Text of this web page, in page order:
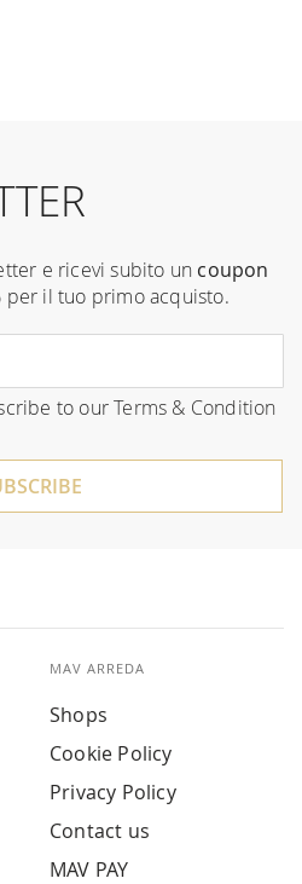
e ricevi subito un coupon
per il tuo primo acquisto.
to ourTerms & Condition
MAV ARREDA
Shops
Cookie Policy
Privacy Policy
Contact us
MAV PAY